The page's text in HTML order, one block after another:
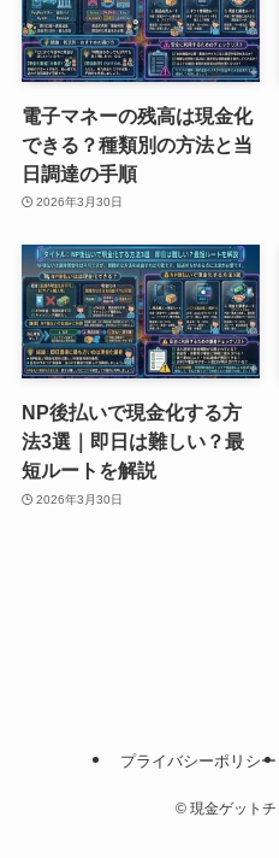
電子マネーの残高は現金化
できる？種類別の方法と当
日調達の手順
2026年3月30日
NP後払いで現金化する方
法3選｜即日は難しい？最
短ルートを解説
2026年3月30日
プライバシーポリシー
© 現金ゲット